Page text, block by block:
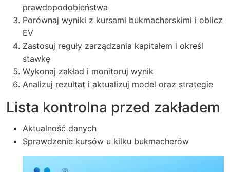
prawdopodobieństwa
Porównaj wyniki z kursami bukmacherskimi i oblicz
EV
Zastosuj reguły zarządzania kapitałem i określ
stawkę
Wykonaj zakład i monitoruj wynik
Analizuj rezultat i aktualizuj model oraz strategie
Lista kontrolna przed zakładem
Aktualność danych
Sprawdzenie kursów u kilku bukmacherów